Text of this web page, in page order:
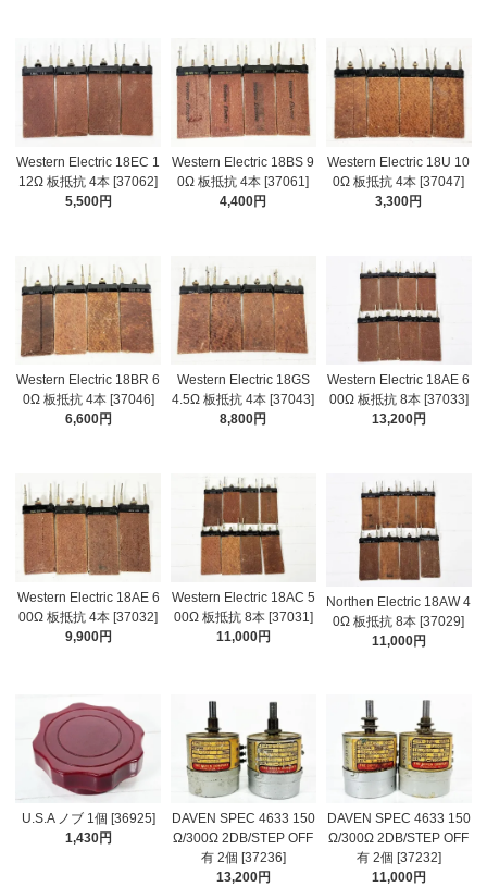
Western Electric 18EC 1
12Ω 板抵抗 4本 [37062]
5,500円
Western Electric 18BS 9
0Ω 板抵抗 4本 [37061]
4,400円
Western Electric 18U 10
0Ω 板抵抗 4本 [37047]
3,300円
Western Electric 18BR 6
0Ω 板抵抗 4本 [37046]
6,600円
Western Electric 18GS
4.5Ω 板抵抗 4本 [37043]
8,800円
Western Electric 18AE 6
00Ω 板抵抗 8本 [37033]
13,200円
Western Electric 18AE 6
00Ω 板抵抗 4本 [37032]
9,900円
Western Electric 18AC 5
00Ω 板抵抗 8本 [37031]
11,000円
Northen Electric 18AW 4
0Ω 板抵抗 8本 [37029]
11,000円
U.S.A ノブ 1個 [36925]
1,430円
DAVEN SPEC 4633 150
Ω/300Ω 2DB/STEP OFF
有 2個 [37236]
13,200円
DAVEN SPEC 4633 150
Ω/300Ω 2DB/STEP OFF
有 2個 [37232]
11,000円